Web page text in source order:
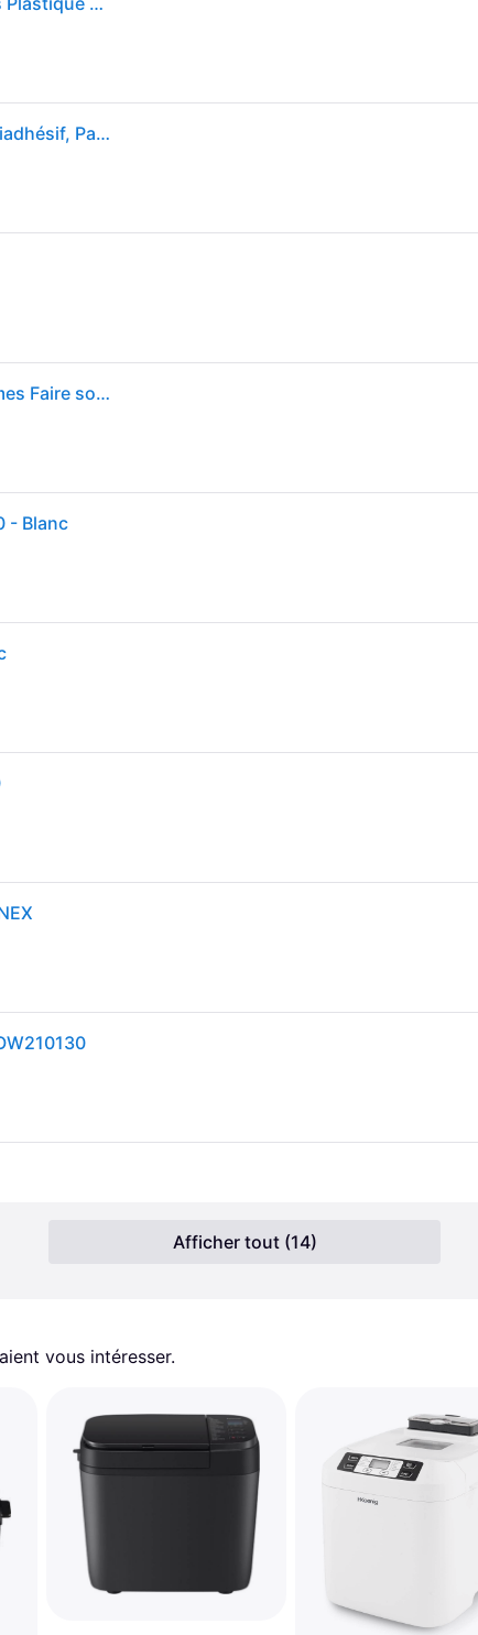
MOULINEX Machine à pain, 12 programmes, Bac antiadhésif, Pain maison OW210E30
Moulinex Pain Doré Machine à pain 1kg 12 programmes Faire son pain maisonOW210130 - Blanc
- Blanc
Afficher tout (14)
vous intéresser.